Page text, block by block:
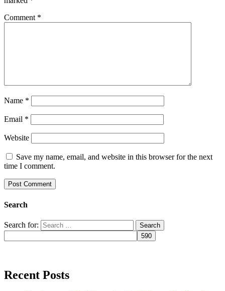
Comment *
Name *
Email *
Website
Save my name, email, and website in this browser for the next
time I comment.
Search
Search for:
Recent Posts